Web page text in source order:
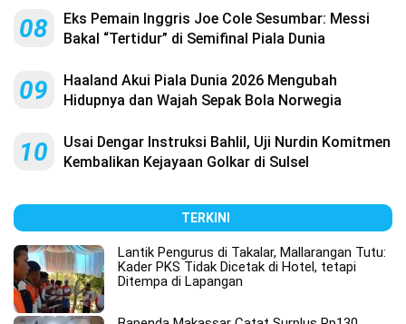
08
Eks Pemain Inggris Joe Cole Sesumbar: Messi
Bakal “Tertidur” di Semifinal Piala Dunia
09
Haaland Akui Piala Dunia 2026 Mengubah
Hidupnya dan Wajah Sepak Bola Norwegia
10
Usai Dengar Instruksi Bahlil, Uji Nurdin Komitmen
Kembalikan Kejayaan Golkar di Sulsel
TERKINI
Lantik Pengurus di Takalar, Mallarangan Tutu:
Kader PKS Tidak Dicetak di Hotel, tetapi
Ditempa di Lapangan